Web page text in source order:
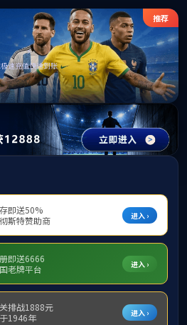
汉姆联)官方网站-
2026年08月07日5时25分16秒
建工作 学科建设
华大学智慧应急管理重
发布人